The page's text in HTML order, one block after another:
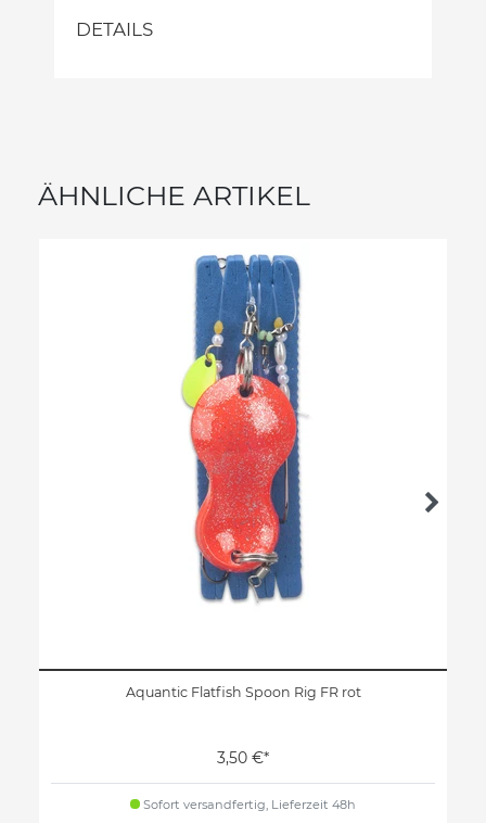
DETAILS
ÄHNLICHE ARTIKEL
Aquantic Flatfish Spoon Rig FR rot
3,50 €*
Sofort versandfertig, Lieferzeit 48h